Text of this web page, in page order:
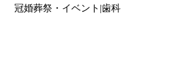
冠婚葬祭・イベント 歯科